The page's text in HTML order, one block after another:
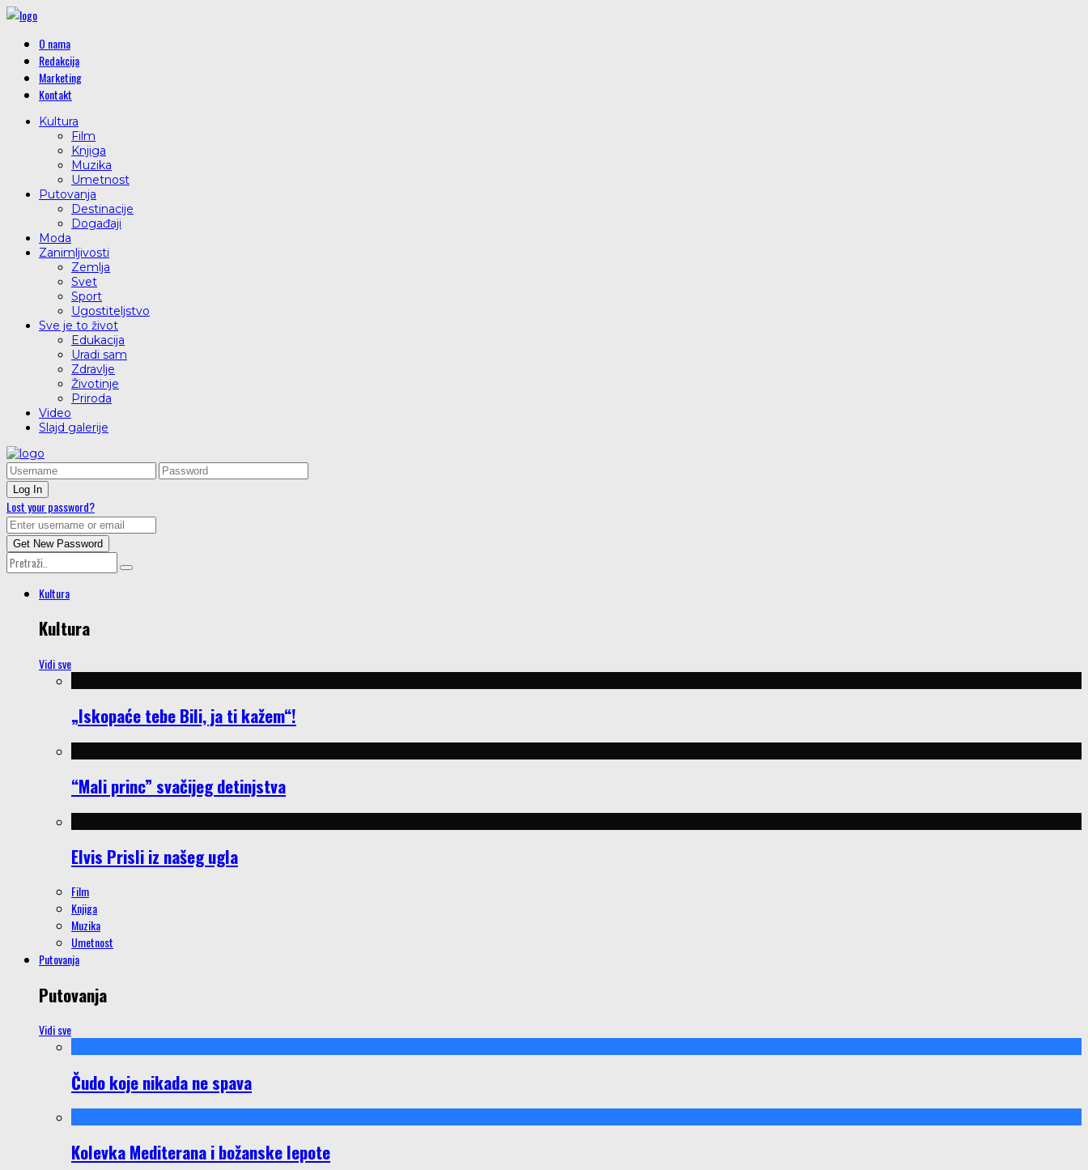
O nama
Redakcija
Marketing
Kontakt
Kultura
Film
Knjiga
Muzika
Umetnost
Putovanja
Destinacije
Događaji
Moda
Zanimljivosti
Zemlja
Svet
Sport
Ugostiteljstvo
Sve je to život
Edukacija
Uradi sam
Zdravlje
Životinje
Priroda
Video
Slajd galerije
Lost your password?
Kultura
Kultura
Vidi sve
„Iskopaće tebe Bili, ja ti kažem“!
“Mali princ” svačijeg detinjstva
Elvis Prisli iz našeg ugla
Film
Knjiga
Muzika
Umetnost
Putovanja
Putovanja
Vidi sve
Čudo koje nikada ne spava
Kolevka Mediterana i božanske lepote